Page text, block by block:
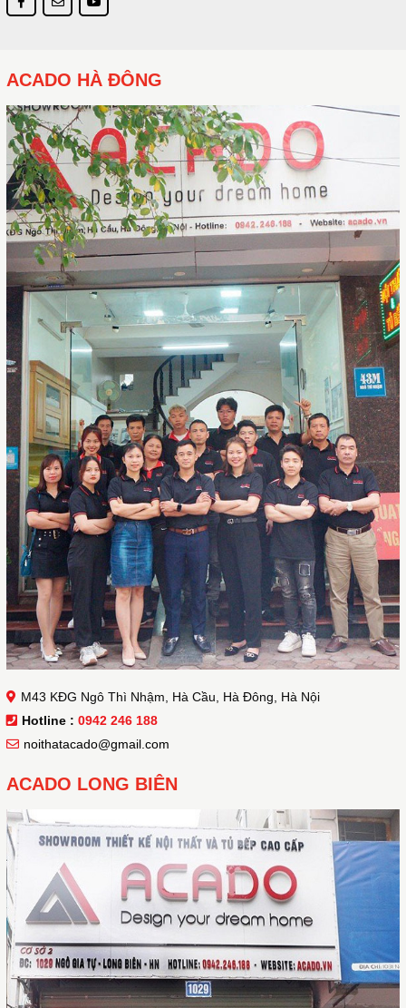
ACADO HÀ ĐÔNG
M43 KĐG Ngô Thì Nhậm, Hà Cầu, Hà Đông, Hà Nội
Hotline : 0942 246 188
noithatacado@gmail.com
ACADO LONG BIÊN